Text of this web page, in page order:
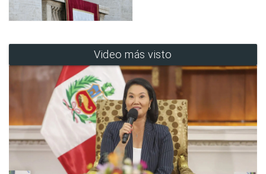
Video más visto